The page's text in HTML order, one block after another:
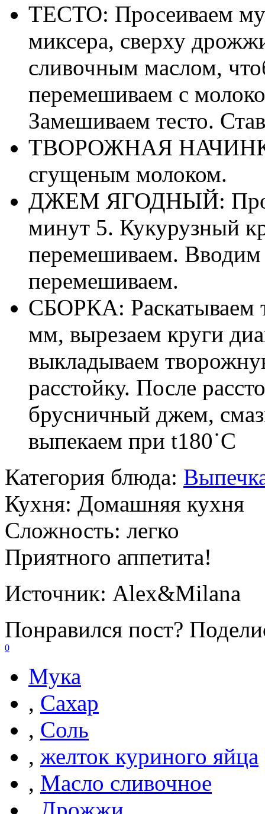
ТЕСТО: Просеиваем
миксера, сверху
сливочным маслом,
перемешиваем с
Замешиваем тесто.
ТВОРОЖНАЯ
сгущеным молоком.
ДЖЕМ ЯГОДНЫЙ:
минут 5. Кукурузный
перемешиваем.
перемешиваем.
СБОРКА: Раскатываем
мм, вырезаем круги
выкладываем
расстойку. После
брусничный джем,
выпекаем при t180˙C
Категория блюда:
Кухня: Домашняя кухня
Сложность: легко
Приятного аппетита!
Источник: Alex&Milana
Понравился пост?
0
Мука
, Сахар
, Соль
, желток куриного яйца
, Масло сливочное